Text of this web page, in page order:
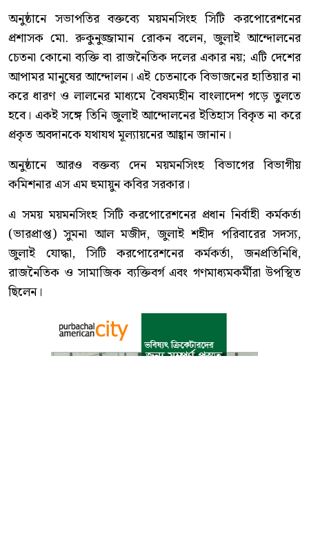
অনুষ্ঠানে সভাপতির বক্তব্যে ময়মনসিংহ সিটি করপোরেশনের
প্রশাসক মো. রুকুনুজ্জামান রোকন বলেন, জুলাই আন্দোলনের
চেতনা কোনো ব্যক্তি বা রাজনৈতিক দলের একার নয়; এটি দেশের
আপামর মানুষের আন্দোলন। এই চেতনাকে বিভাজনের হাতিয়ার না
করে ধারণ ও লালনের মাধ্যমে বৈষম্যহীন বাংলাদেশ গড়ে তুলতে
হবে। একই সঙ্গে তিনি জুলাই আন্দোলনের ইতিহাস বিকৃত না করে
প্রকৃত অবদানকে যথাযথ মূল্যায়নের আহ্বান জানান।
অনুষ্ঠানে আরও বক্তব্য দেন ময়মনসিংহ বিভাগের বিভাগীয়
কমিশনার এস এম হুমায়ুন কবির সরকার।
এ সময় ময়মনসিংহ সিটি করপোরেশনের প্রধান নির্বাহী কর্মকর্তা
(ভারপ্রাপ্ত) সুমনা আল মজীদ, জুলাই শহীদ পরিবারের সদস্য,
জুলাই যোদ্ধা, সিটি করপোরেশনের কর্মকর্তা, জনপ্রতিনিধি,
রাজনৈতিক ও সামাজিক ব্যক্তিবর্গ এবং গণমাধ্যমকর্মীরা উপস্থিত
ছিলেন।